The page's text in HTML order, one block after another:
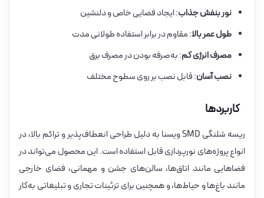
نور بنفش جذاب: ایجاد فضایی خاص و دلنشین
طول عمر بالا: مقاوم در برابر استفاده طولانی مدت
مصرف انرژی کم: به‌صرفه بودن در مصرف برق
نصب آسان: قابل نصب بر روی سطوح مختلف
کاربردها
ریسه شلنگی SMD ویسنا به دلیل طراحی انعطاف‌پذیر و تراکم بالا، در
انواع پروژه‌های نورپردازی قابل استفاده است. این محصول می‌تواند در
فضاهایی مانند اتاق‌ها، سالن‌های جشن و مهمانی، فضای خارجی
مانند باغ‌ها و حیاط‌ها، و همچنین برای تزئینات تجاری و تبلیغاتی به‌کار